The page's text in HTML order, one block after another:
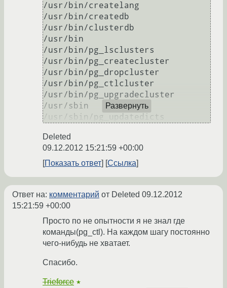
/usr/bin/createlang
/usr/bin/createdb
/usr/bin/clusterdb
/usr/bin
/usr/bin/pg_lsclusters
/usr/bin/pg_createcluster
/usr/bin/pg_dropcluster
/usr/bin/pg_ctlcluster
/usr/bin/pg_upgradecluster
/usr/sbin
Развернуть
Deleted
09.12.2012 15:21:59 +00:00
Показать ответ
Ссылка
Ответ на: комментарий от Deleted 09.12.2012
15:21:59 +00:00
Просто по не опытности я не знал где
команды(pg_ctl). На каждом шагу постоянно
чего-нибудь не хватает.
Спасибо.
Trieforce ★